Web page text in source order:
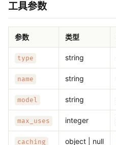
工具参数
参数 类型
type string
name string
model string
max_uses integer
caching object | null